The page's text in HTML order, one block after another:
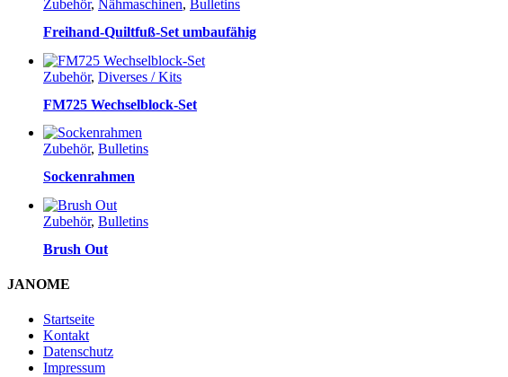
Zubehör, Nähmaschinen, Bulletins
Freihand-Quiltfuß-Set umbaufähig
Zubehör, Diverses / Kits
FM725 Wechselblock-Set
Zubehör, Bulletins
Sockenrahmen
Zubehör, Bulletins
Brush Out
JANOME
Startseite
Kontakt
Datenschutz
Impressum